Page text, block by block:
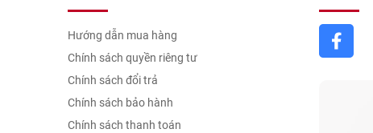
Hướng dẫn mua hàng
Chính sách quyền riêng tư
Chính sách đổi trả
Chính sách bảo hành
Chính sách thanh toán